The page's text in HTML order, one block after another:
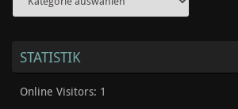
STATISTIK
Online Visitors: 1